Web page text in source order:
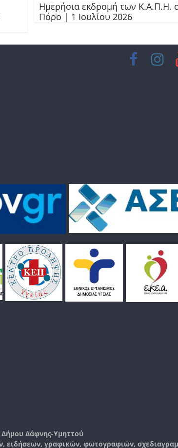
Ημερήσια εκδρομή των Κ.Α.Π.Η.
Πόρο | 1 Ιουλίου 2026
Δήμου Δάφνης-Υμηττού
ειδήσεων, γραφικών, φωτογραφιών,